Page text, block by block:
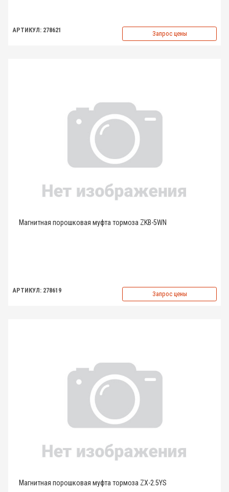
АРТИКУЛ: 278621 Запрос цены
Магнитная порошковая муфта тормоза ZKB-5WN
АРТИКУЛ: 278619 Запрос цены
Магнитная порошковая муфта тормоза ZX-2.5YS